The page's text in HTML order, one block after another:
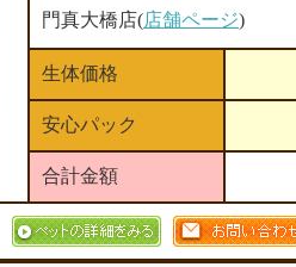
門真大橋店(店舗ページ)
生体価格
安心パック
合計金額